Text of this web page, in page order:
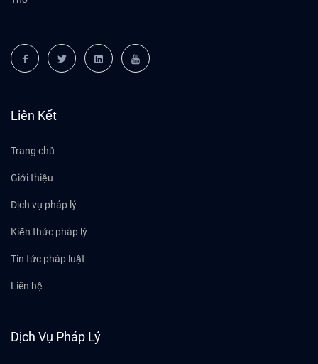
Liên Kết
Trang chủ
Giới thiệu
Dịch vụ pháp lý
Kiến thức pháp lý
Tin tức pháp luật
Liên hệ
Dịch Vụ Pháp Lý